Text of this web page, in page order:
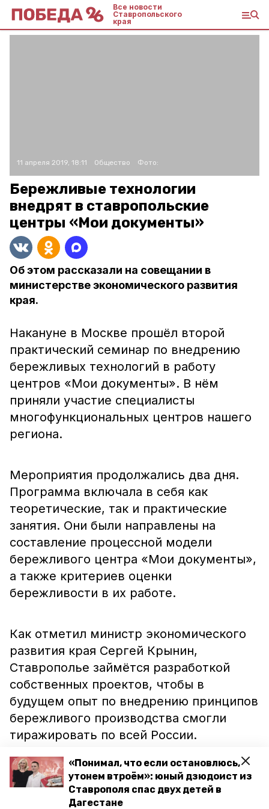
«Понимал, что если остановлюсь,
утонем втроём»: юный дзюдоист из
Ставрополя спас двух детей в
Дагестане
Все новости
Ставропольского
края
11 апреля 2019, 18:11 Общество Фото:
Бережливые технологии
внедрят в ставропольские
центры «Мои документы»
Об этом рассказали на совещании в
министерстве экономического развития
края.
Накануне в Москве прошёл второй
практический семинар по внедрению
бережливых технологий в работу
центров «Мои документы». В нём
приняли участие специалисты
многофункциональных центров нашего
региона.
Мероприятия продолжались два дня.
Программа включала в себя как
теоретические, так и практические
занятия. Они были направлены на
составление процессной модели
бережливого центра «Мои документы»,
а также критериев оценки
бережливости в их работе.
Как отметил министр экономического
развития края Сергей Крынин,
Ставрополье займётся разработкой
собственных проектов, чтобы в
будущем опыт по внедрению принципов
бережливого производства смогли
тиражировать по всей России.
Напомним, что участниками проекта
«Бережливое производство»стали